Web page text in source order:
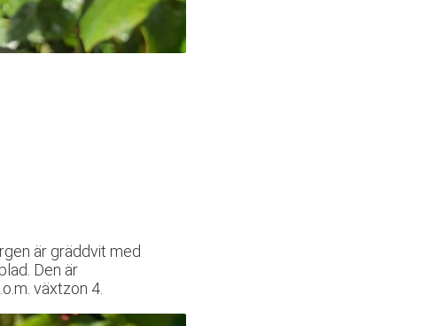
är gräddvit med
Den är
växtzon 4.